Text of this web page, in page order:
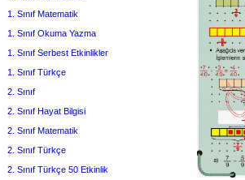
1. Sınıf Matematik
1. Sınıf Okuma Yazma
1. Sınıf Serbest Etkinlikler
1. Sınıf Türkçe
2. Sınıf
2. Sınıf Hayat Bilgisi
2. Sınıf Matematik
2. Sınıf Türkçe
2. Sınıf Türkçe 50 Etkinlik